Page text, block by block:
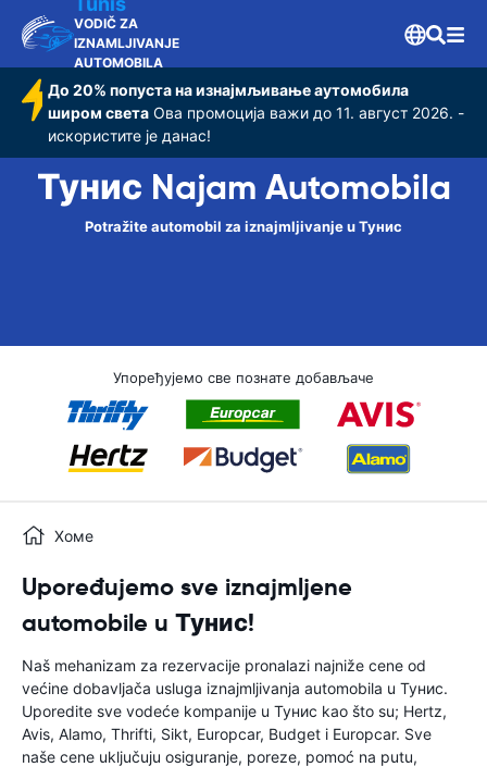
VODIČ ZA
IZNAMLJIVANJE
AUTOMOBILA
До 20% попуста на изнајмљивање аутомобила
широм света Ова промоција важи до 11. август 2026. -
искористите је данас!
Тунис Najam Automobila
Potražite automobil za iznajmljivanje u Тунис
Упоређујемо све познате добављаче
Хоме
Upoređujemo sve iznajmljene
automobile u Тунис!
Naš mehanizam za rezervacije pronalazi najniže cene od
većine dobavljača usluga iznajmljivanja automobila u Тунис.
Uporedite sve vodeće kompanije u Тунис kao što su; Hertz,
Avis, Alamo, Thrifti, Sikt, Europcar, Budget i Europcar. Sve
naše cene uključuju osiguranje, poreze, pomoć na putu,